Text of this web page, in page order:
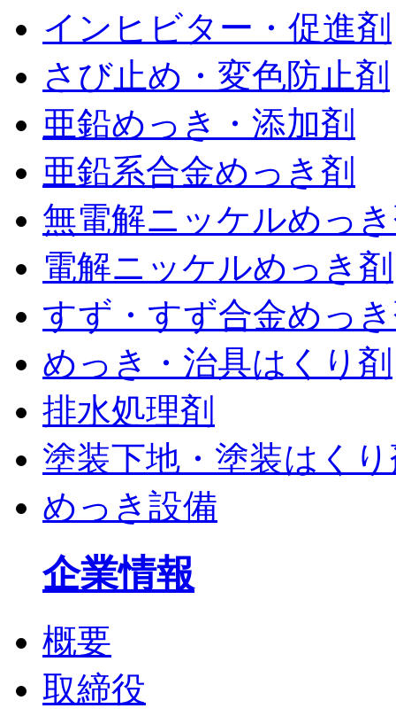
インヒビター・促進剤
さび止め・変色防止剤
亜鉛めっき・添加剤
亜鉛系合金めっき剤
無電解ニッケルめっ
電解ニッケルめっき剤
すず・すず合金めっ
めっき・治具はくり剤
排水処理剤
塗装下地・塗装はく
めっき設備
企業情報
概要
取締役